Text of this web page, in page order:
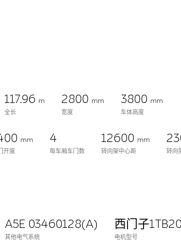
117.96 m
全长
2800 mm
宽度
3800 mm
车体高度
mm
开度
4
每车厢车门数
12600 mm
转向架中心距
转向
A5E 03460128(A)
其他电气系统
西门子
电机型号